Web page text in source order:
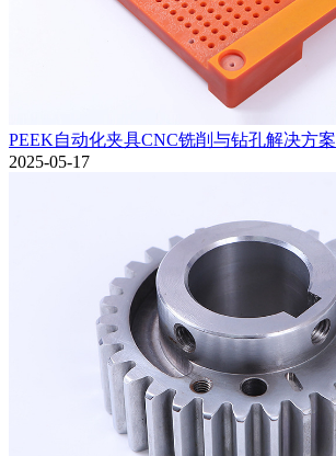
PEEK自动化夹具CNC铣削与钻孔解决方案
2025-05-17